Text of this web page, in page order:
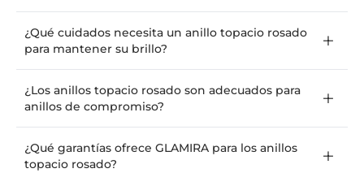
¿Qué cuidados necesita un anillo topacio rosado
para mantener su brillo?
¿Los anillos topacio rosado son adecuados para
anillos de compromiso?
¿Qué garantías ofrece GLAMIRA para los anillos
topacio rosado?